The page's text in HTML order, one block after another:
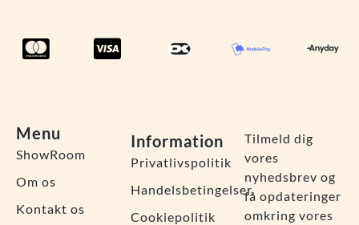
Menu
ShowRoom
Om os
Kontakt os
Information
Privatlivspolitik
Handelsbetingelser
Cookiepolitik
Tilmeld dig
vores
nyhedsbrev og
få opdateringer
omkring vores